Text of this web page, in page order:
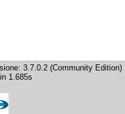
3.7.0.2 (Community Edition)
1.685s